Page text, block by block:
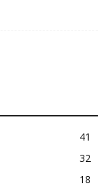
41
32
18